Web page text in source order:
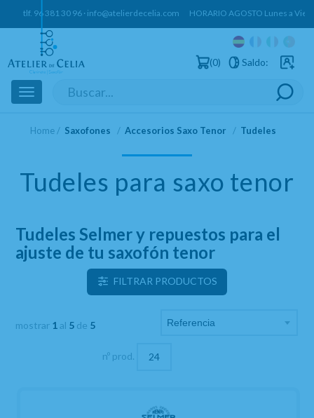
tlf. 96 381 30 96 · info@atelierdecelia.com HORARIO AGOSTO Lunes a
0 Saldo:
Toggle
navigation
Home Saxofones Accesorios Saxo Tenor Tudeles
Tudeles para saxo tenor
Tudeles Selmer y repuestos para el
ajuste de tu saxofón tenor
FILTRAR PRODUCTOS
mostrar 1al 5 de 5
nº prod.